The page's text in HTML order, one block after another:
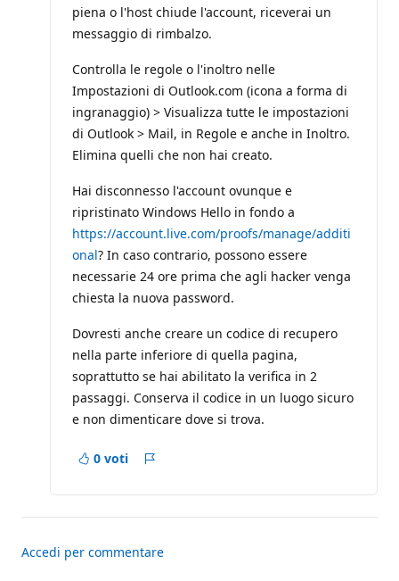
e
piena o l'host chiude l'account, riceverai un
messaggio di rimbalzo.
Controlla le regole o l'inoltro nelle
Impostazioni di Outlook.com (icona a forma di
ingranaggio) > Visualizza tutte le impostazioni
di Outlook > Mail, in Regole e anche in Inoltro.
Elimina quelli che non hai creato.
Hai disconnesso l'account ovunque e
ripristinato Windows Hello in fondo a
https://account.live.com/proofs/manage/additi
onal? In caso contrario, possono essere
necessarie 24 ore prima che agli hacker venga
chiesta la nuova password.
Dovresti anche creare un codice di recupero
nella parte inferiore di quella pagina,
soprattutto se hai abilitato la verifica in 2
passaggi. Conserva il codice in un luogo sicuro
e non dimenticare dove si trova.
0 voti
Accedi per commentare